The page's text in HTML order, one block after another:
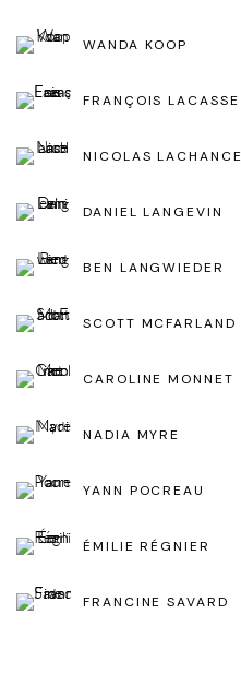
WANDA KOOP
FRANÇOIS LACASSE
NICOLAS LACHANCE
DANIEL LANGEVIN
BEN LANGWIEDER
SCOTT MCFARLAND
CAROLINE MONNET
NADIA MYRE
YANN POCREAU
ÉMILIE RÉGNIER
FRANCINE SAVARD